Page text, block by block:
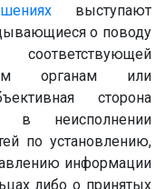
выступают
о поводу
органам или
сторона
в неисполнении
по установлению,
информации
либо о принятых